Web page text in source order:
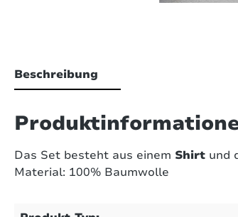
Beschreibung
Das Set besteht aus einem Shirt und
Material: 100% Baumwolle